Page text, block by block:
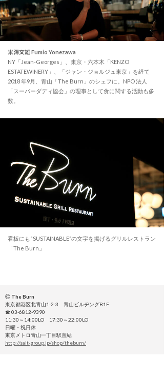
米澤文雄 Fumio Yonezawa
NY「Jean-Georges」、東京・六本木「KENZO
ESTATEWINERY」、「ジャン・ジョルジュ東京」を経て
2018 年9月、青山「The Burn」のシェフに。NPO 法人
「スーパーダディ協会」の理事として食に関する活動も多
数。
看板にも“SUSTAINABLE”の文字を掲げるグリルレストラン
「The Burn」
◎ The Burn
東京都港区北青山1-2-3 青山ビルヂングB1F
☎ 03-6812-9390
11:30～14:00LO 17:30～22:00LO
日曜・祝日休
東京メトロ青山一丁目駅直結
http://salt-group.jp/shop/theburn/